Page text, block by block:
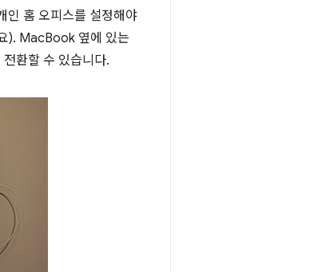
인 홈 오피스를 설정해야
). MacBook 옆에 있는
환할 수 있습니다.